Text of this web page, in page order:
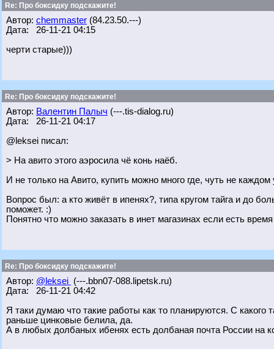
Re: Про боксидку подскажите!
Автор: chemmaster (84.23.50.---)
Дата: 26-11-21 04:15
черти старые)))
Re: Про боксидку подскажите!
Автор: Валентин Палыч (---.tis-dialog.ru)
Дата: 26-11-21 04:17
@leksei писал:
> На авито этого аэросила чё конь наёб.
И не только на Авито, купить можно много где, чуть не
Вопрос был: а кто живёт в ипенях?, типа кругом тайга и до
поможет. :)
Понятно что можно заказать в инет магазинах если есть
Re: Про боксидку подскажите!
Автор: @leksei (---.bbn07-088.lipetsk.ru)
Дата: 26-11-21 04:42
Я таки думаю что такие работы как то планируются. С какого
раньше цинковые белила, да.
А в любых долбаных ибенях есть долбаная почта России на